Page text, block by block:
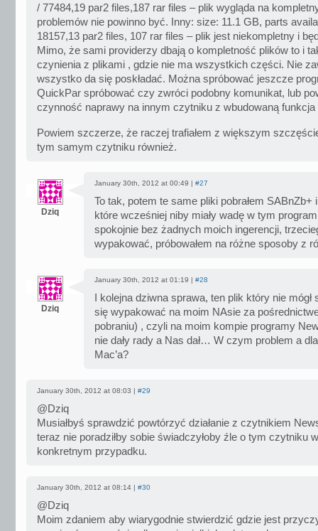
/ 77484,19 par2 files,187 rar files – plik wygląda na
problemów nie powinno być. Inny: size: 11.1 GB, parts
18157,13 par2 files, 107 rar files – plik jest niekompletny i
Mimo, że sami providerzy dbają o kompletność plików to i
czynienia z plikami , gdzie nie ma wszystkich części. Nie
wszystko da się poskładać. Można spróbować jeszcze
QuickPar spróbować czy zwróci podobny komunikat, lub
czynność naprawy na innym czytniku z wbudowaną funkcja
Powiem szczerze, że raczej trafiałem z większym
tym samym czytniku również.
Dziq
January 30th, 2012 at 00:49 | #27
To tak, potem te same pliki pobrałem SABnZb+
które wcześniej niby miały wadę w tym
spokojnie bez żadnych moich ingerencji,
wypakować, próbowałem na różne sposoby z
Dziq
January 30th, 2012 at 01:19 | #28
I kolejna dziwna sprawa, ten plik który nie mógł
się wypakować na moim NAsie za
pobraniu) , czyli na moim kompie programy
nie dały rady a Nas dał… W czym problem a
Mac’a?
January 30th, 2012 at 08:03 | #29
@Dziq
Musiałbyś sprawdzić powtórzyć działanie z czytnikiem
teraz nie poradziłby sobie świadczyłoby źle o tym czytniku
konkretnym przypadku.
January 30th, 2012 at 08:14 | #30
@Dziq
Moim zdaniem aby wiarygodnie stwierdzić gdzie jest